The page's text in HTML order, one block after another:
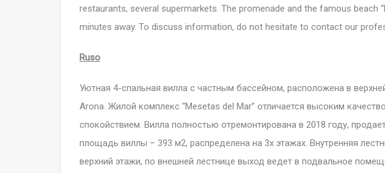
restaurants, several supermarkets. The promenade and the famous beach
minutes away. To discuss information, do not hesitate to contact our
Ruso
Уютная 4-спальная вилла с частным бассейном, расположена в
Arona. Жилой комплекс “Mesetas del Mar” отличается высоким
спокойствием. Вилла полностью отремонтирована в 2018 году,
площадь виллы – 393 м2, распределена на 3х этажах. Внутренняя
верхний этажи, по внешней лестнице выход ведет в подвальное